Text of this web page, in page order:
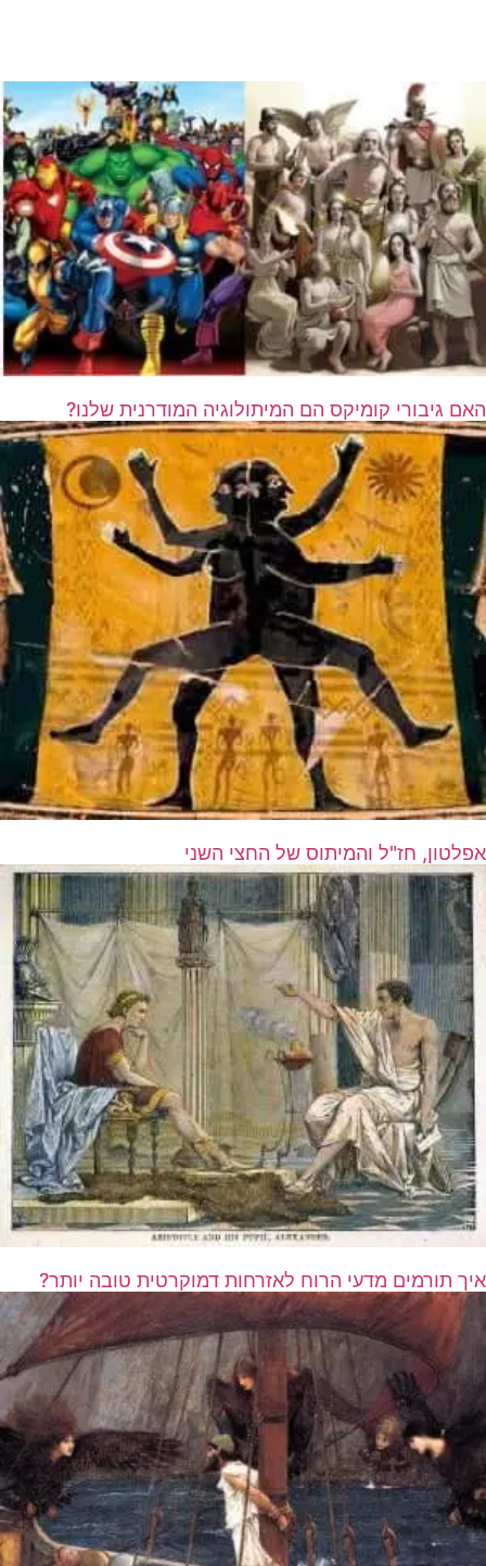
האם גיבורי קומיקס הם המיתולוגיה המודרנית שלנו?
אפלטון, חז"ל והמיתוס של החצי השני
איך תורמים מדעי הרוח לאזרחות דמוקרטית טובה יותר?